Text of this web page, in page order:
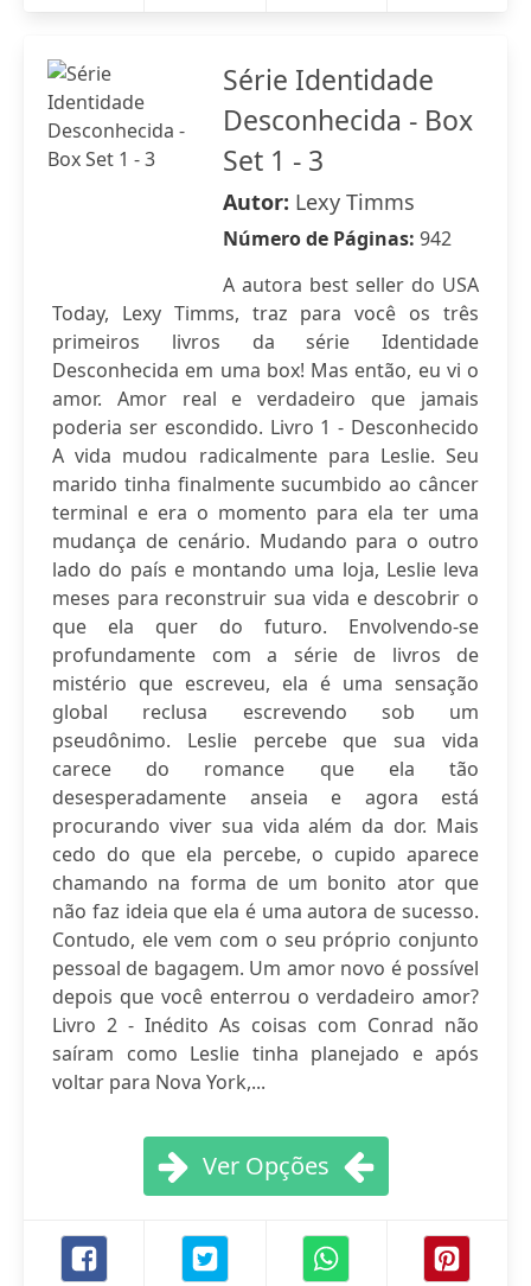
Série Identidade
Desconhecida - Box
Set 1 - 3
Autor: Lexy Timms
Número de Páginas: 942
A autora best seller do USA
Today, Lexy Timms, traz para você os três
primeiros livros da série Identidade
Desconhecida em uma box! Mas então, eu vi o
amor. Amor real e verdadeiro que jamais
poderia ser escondido. Livro 1 - Desconhecido
A vida mudou radicalmente para Leslie. Seu
marido tinha finalmente sucumbido ao câncer
terminal e era o momento para ela ter uma
mudança de cenário. Mudando para o outro
lado do país e montando uma loja, Leslie leva
meses para reconstruir sua vida e descobrir o
que ela quer do futuro. Envolvendo-se
profundamente com a série de livros de
mistério que escreveu, ela é uma sensação
global reclusa escrevendo sob um
pseudônimo. Leslie percebe que sua vida
carece do romance que ela tão
desesperadamente anseia e agora está
procurando viver sua vida além da dor. Mais
cedo do que ela percebe, o cupido aparece
chamando na forma de um bonito ator que
não faz ideia que ela é uma autora de sucesso.
Contudo, ele vem com o seu próprio conjunto
pessoal de bagagem. Um amor novo é possível
depois que você enterrou o verdadeiro amor?
Livro 2 - Inédito As coisas com Conrad não
saíram como Leslie tinha planejado e após
voltar para Nova York,...
Ver Opções